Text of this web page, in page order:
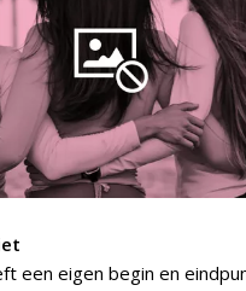
een eigen begin en